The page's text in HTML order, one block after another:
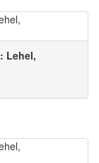
Lehel,